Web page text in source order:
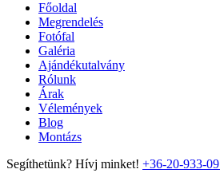
Főoldal
Megrendelés
Fotófal
Galéria
Ajándékutalvány
Rólunk
Árak
Vélemények
Blog
Montázs
Segíthetünk? Hívj minket! +36-20-933-